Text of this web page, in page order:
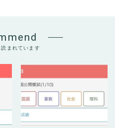
読まれています